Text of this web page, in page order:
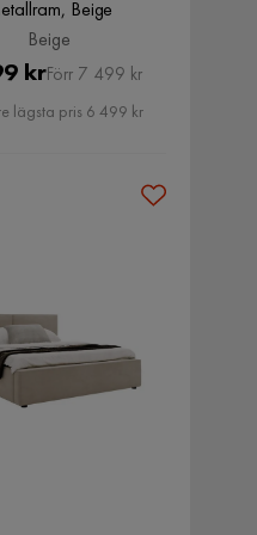
Beige
Beige
Pris
krOriginal
Pris
Förr 7 499 kr
lägsta pris 6 499 kr